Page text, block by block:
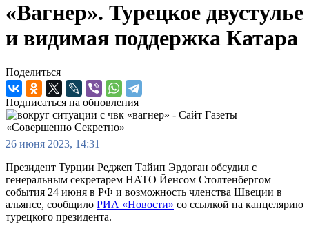
«Вагнер». Турецкое двустулье
и видимая поддержка Катара
Поделиться
Подписаться на обновления
26 июня 2023, 14:31
Президент Турции Реджеп Тайип Эрдоган обсудил с
генеральным секретарем НАТО Йенсом Столтенбергом
события 24 июня в РФ и возможность членства Швеции в
альянсе, сообщило РИА «Новости» со ссылкой на канцелярию
турецкого президента.